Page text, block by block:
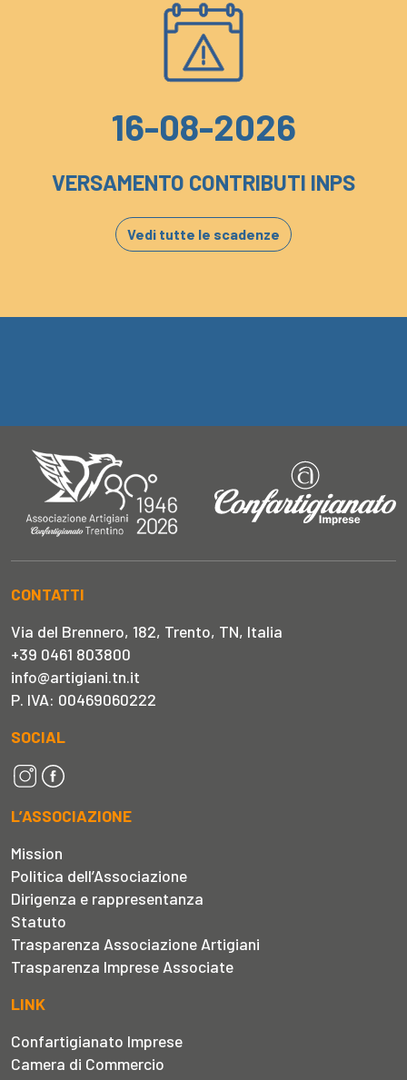
16-08-2026
VERSAMENTO CONTRIBUTI INPS
Vedi tutte le scadenze
CONTATTI
Via del Brennero, 182, Trento, TN, Italia
+39 0461 803800
info@artigiani.tn.it
P. IVA: 00469060222
SOCIAL
L’ASSOCIAZIONE
Mission
Politica dell’Associazione
Dirigenza e rappresentanza
Statuto
Trasparenza Associazione Artigiani
Trasparenza Imprese Associate
LINK
Confartigianato Imprese
Camera di Commercio